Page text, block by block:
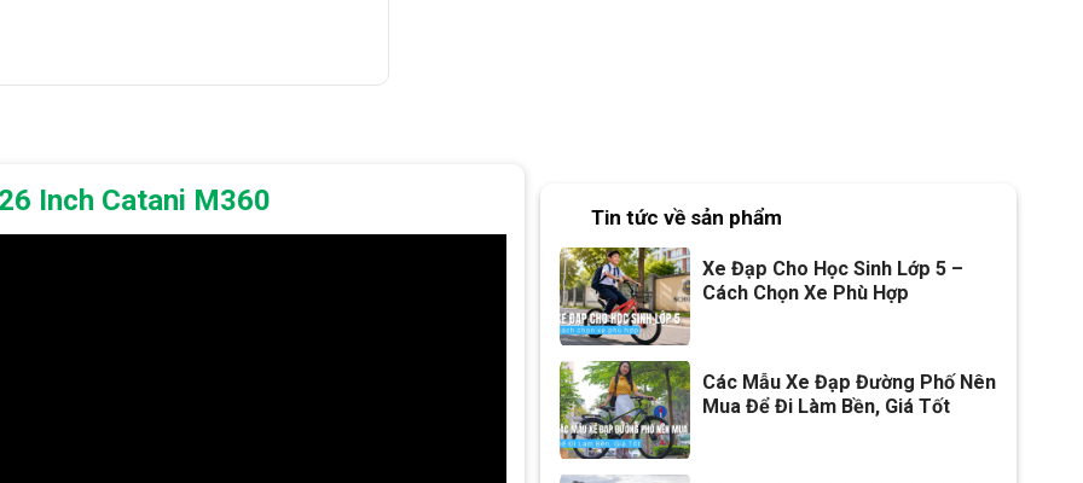
Inch Catani M360 Tin tức về sản phẩm
Xe Đạp Cho Học Sinh Lớp 5 –
Cách Chọn Xe Phù Hợp
Các Mẫu Xe Đạp Đường Phố Nên
Mua Để Đi Làm Bền, Giá Tốt